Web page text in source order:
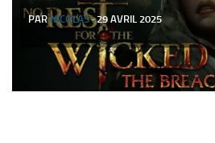
PARNICOLAS· 29 AVRIL 2025